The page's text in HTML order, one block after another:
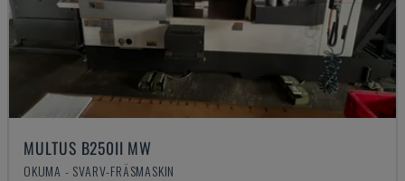
MULTUS B250II MW
OKUMA - SVARV-FRÄSMASKIN